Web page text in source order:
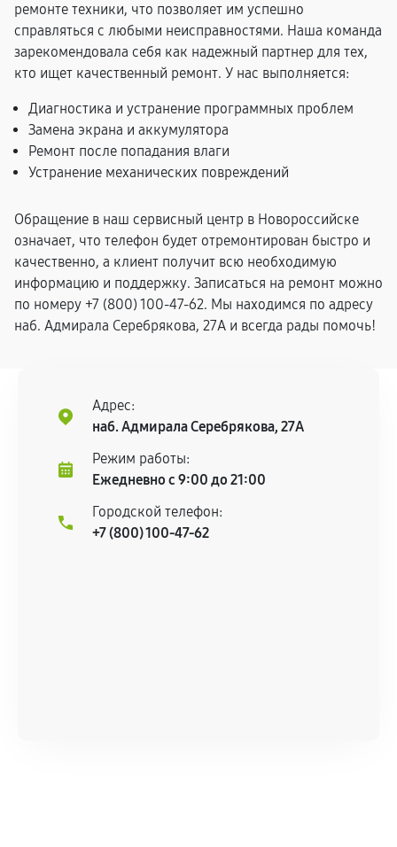
ремонте техники, что позволяет им успешно
справляться с любыми неисправностями. Наша команда
зарекомендовала себя как надежный партнер для тех,
кто ищет качественный ремонт. У нас выполняется:
Диагностика и устранение программных проблем
Замена экрана и аккумулятора
Ремонт после попадания влаги
Устранение механических повреждений
Обращение в наш сервисный центр в Новороссийске
означает, что телефон будет отремонтирован быстро и
качественно, а клиент получит всю необходимую
информацию и поддержку. Записаться на ремонт можно
по номеру +7 (800) 100-47-62. Мы находимся по адресу
наб. Адмирала Серебрякова, 27А и всегда рады помочь!
Адрес:
наб. Адмирала Серебрякова, 27А
Режим работы:
Ежедневно с 9:00 до 21:00
Городской телефон:
+7 (800) 100-47-62